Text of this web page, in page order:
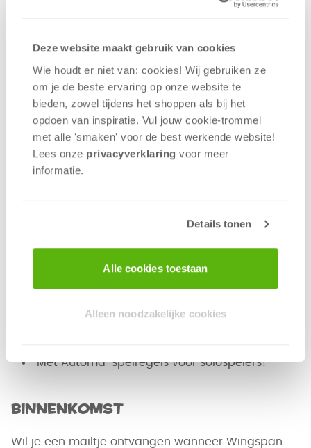
Deze website maakt gebruik van cookies
Wie houdt er niet van: cookies! Wij gebruiken ze
om je de beste ervaring op onze website te
bieden, zowel tijdens het shoppen als bij het
opdoen van inspiratie. Vul jouw cookie-trommel
met alle 'smaken' voor de best werkende website​!
Lees onze privacyverklaring voor meer
informatie.
Details tonen
Alle cookies toestaan
Alleen noodzakelijke cookies
Ken jij Wingspan door en door en zou je het het
liefst overal willen spelen? Zoek je een manier om
bekend te raken met de Wingspan-wereld zonder
gelijk voor het grote spel te gaan, of ben je gewoon
op zoek naar je nieuwe favoriete kaartspel? Wat je
reden ook is, Wingspan Pocket is het spel voor jou!
Een potje duurt ongeveer een half uurtje en je kunt
dan biedt Wingspan Pocket zelfs een uitgebreide
Vanaf 8 jaar | 1-5 spelers | 25-35 minuten
Waarom kies je voor Wingspan Pocket?
Met Automa-spelregels voor solospelers!
Binnenkomst
Wil je een mailtje ontvangen wanneer Wingspan